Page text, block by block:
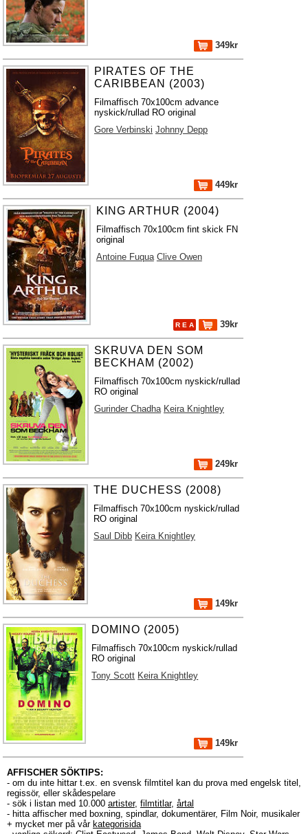
349kr
PIRATES OF THE
CARIBBEAN (2003)
Filmaffisch 70x100cm advance
nyskick/rullad RO original
Gore Verbinski Johnny Depp
449kr
KING ARTHUR (2004)
Filmaffisch 70x100cm fint skick FN
original
Antoine Fuqua Clive Owen
R E A 39kr
SKRUVA DEN SOM
BECKHAM (2002)
Filmaffisch 70x100cm nyskick/rullad
RO original
Gurinder Chadha Keira Knightley
249kr
THE DUCHESS (2008)
Filmaffisch 70x100cm nyskick/rullad
RO original
Saul Dibb Keira Knightley
149kr
DOMINO (2005)
Filmaffisch 70x100cm nyskick/rullad
RO original
Tony Scott Keira Knightley
149kr
AFFISCHER SÖKTIPS:
- om du inte hittar t.ex. en svensk filmtitel kan du prova med engelsk titel,
regissör, eller skådespelare
- sök i listan med 10.000 artister, filmtitlar, årtal
- hitta affischer med boxning, spindlar, dokumentärer, Film Noir, musikaler
+ mycket mer på vår kategorisida